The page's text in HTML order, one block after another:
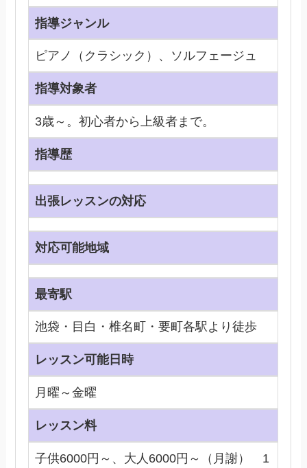
指導ジャンル
ピアノ（クラシック）、ソルフェージュ
指導対象者
3歳～。初心者から上級者まで。
指導歴
出張レッスンの対応
対応可能地域
最寄駅
池袋・目白・椎名町・要町各駅より徒歩
レッスン可能日時
月曜～金曜
レッスン料
子供6000円～、大人6000円～（月謝） 1